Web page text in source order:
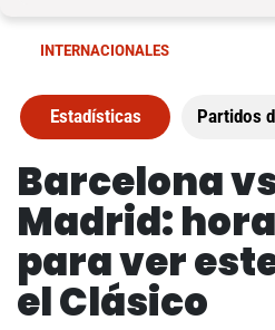
INTERNACIONALES
Estadísticas Partidos
Barcelona
Madrid:
para ver
el Clásico